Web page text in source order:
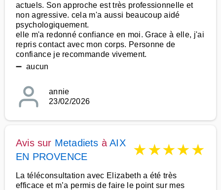
actuels. Son approche est très professionnelle et
non agressive. cela m'a aussi beaucoup aidé
psychologiquement.
elle m'a redonné confiance en moi. Grace à elle, j'ai
repris contact avec mon corps. Personne de
confiance je recommande vivement.
➖ aucun
annie
23/02/2026
Avis sur Metadiets àAIX
EN PROVENCE
★★★★★
La téléconsultation avec Elizabeth a été très
efficace et m’a permis de faire le point sur mes